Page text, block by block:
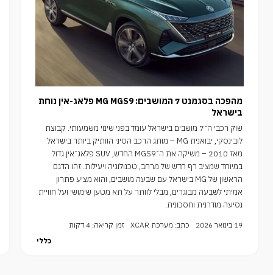
מהפכה בסגמנט 7 המושבים: MG MGS9 פלאג-אין נוחת
בישראל
שוק רכבי ה־7 מושבים בישראל עומד בפני שינוי משמעותי. קבוצת
לובינסקי, יבואנית MG – מותג הרכב הסיני הוותיק ביותר בישראל
מאז 2010 – משיקה את ה־MGS9 החדש, SUV פלאג־אין גדול
במיוחד שמציב רף חדש של מרחב, טכנולוגיה ויעילות. זהו הדגם
הראשון של MG בישראל עם שבעה מושבים, והוא מציע פתרון
אמיתי לשבעה מבוגרים, מבלי לוותר על תא מטען שימושי ועל חוויית
נסיעה מודרנית וחסכונית.
19 בינואר 2026 כתב: מערכת XCAR
זמן קריאה: 4 דקות
כללי